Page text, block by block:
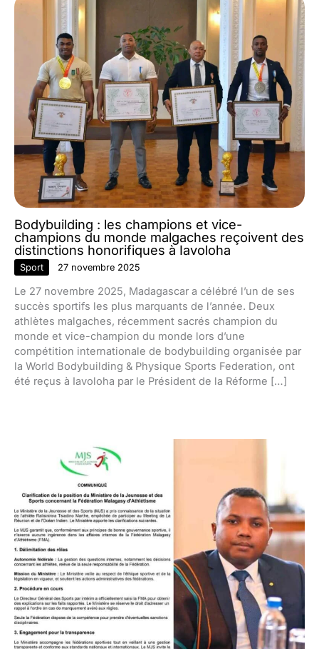
Bodybuilding : les champions et vice-
champions du monde malgaches reçoivent des
distinctions honorifiques à Iavoloha
Sport 27 novembre 2025
Le 27 novembre 2025, Madagascar a célébré l’un de ses
succès sportifs les plus marquants de l’année. Deux
athlètes malgaches, récemment sacrés champion du
monde et vice-champion du monde lors d’une
compétition internationale de bodybuilding organisée par
la World Bodybuilding & Physique Sports Federation, ont
été reçus à Iavoloha par le Président de la Réforme […]